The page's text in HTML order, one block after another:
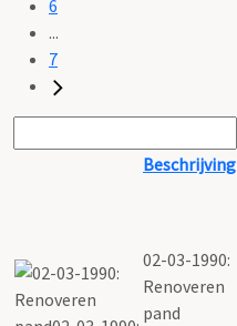
6
...
7
Beschrijving
02-03-1990:
Renoveren
pand